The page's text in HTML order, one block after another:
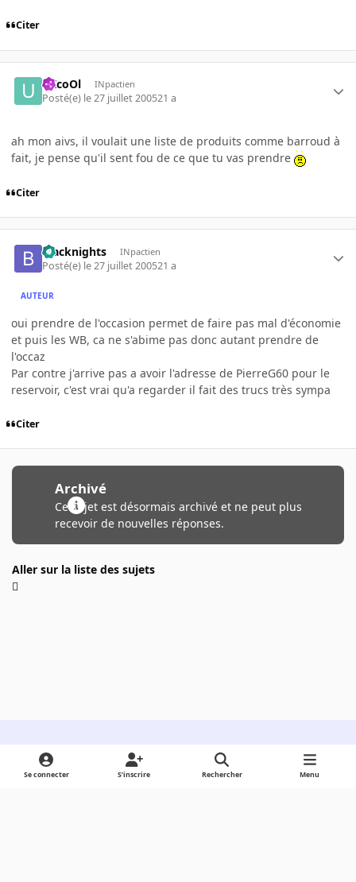
Citer
uXcoOl INpactien
Posté(e) le 27 juillet 200521 a
ah mon aivs, il voulait une liste de produits comme barroud à
fait, je pense qu'il sent fou de ce que tu vas prendre
Citer
blacknights INpactien
Posté(e) le 27 juillet 200521 a
AUTEUR
oui prendre de l'occasion permet de faire pas mal d'économie
et puis les WB, ca ne s'abime pas donc autant prendre de
l'occaz
Par contre j'arrive pas a avoir l'adresse de PierreG60 pour le
reservoir, c'est vrai qu'a regarder il fait des trucs très sympa
Citer
Archivé
Ce sujet est désormais archivé et ne peut plus
recevoir de nouvelles réponses.
Aller sur la liste des sujets
Light ModeDark ModeSystem Preference
Se connecter S’inscrire Rechercher Menu